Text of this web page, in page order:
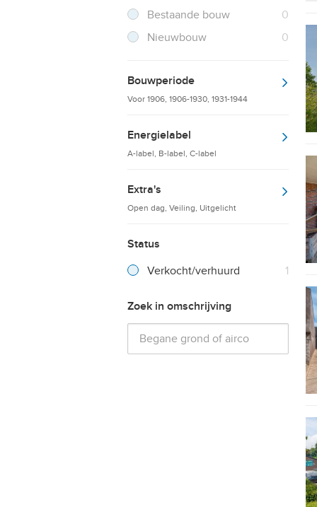
Filter verwijderen
Bestaande bouw 0
Resultaten
Nieuwbouw
0
Resultaten
Bouwperiode
Voor 1906, 1906-1930, 1931-1944
Energielabel
A-label, B-label, C-label
Extra's
Open dag, Veiling, Uitgelicht
Status
Verkocht/verhuurd
1
Zoek in omschrijving